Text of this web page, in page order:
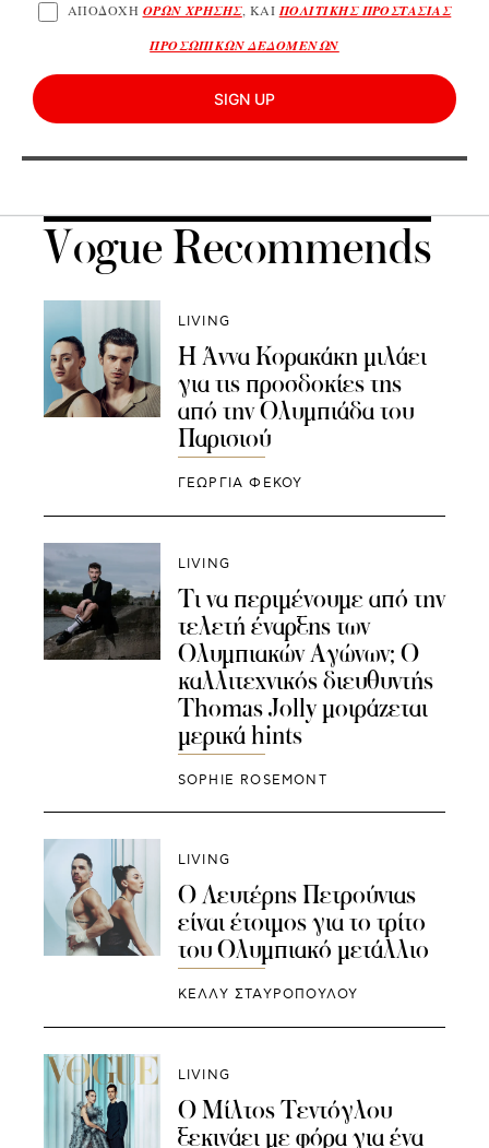
ΑΠΟΔΟΧΗ ΟΡΩΝ ΧΡΗΣΗΣ, ΚΑΙ ΠΟΛΙΤΙΚΗΣ ΠΡΟΣΤΑΣΙΑΣ
ΠΡΟΣΩΠΙΚΩΝ ΔΕΔΟΜΕΝΩΝ
SIGN UP
Vogue Recommends
LIVING
Η Άννα Κορακάκη μιλάει
για τις προσδοκίες της
από την Ολυμπιάδα του
Παρισιού
ΓΕΩΡΓΙΑ ΦΕΚΟΥ
LIVING
Τι να περιμένουμε από την
τελετή έναρξης των
Ολυμπιακών Αγώνων; Ο
καλλιτεχνικός διευθυντής
Thomas Jolly μοιράζεται
μερικά hints
SOPHIE ROSEMONT
LIVING
Ο Λευτέρης Πετρούνιας
είναι έτοιμος για το τρίτο
του Ολυμπιακό μετάλλιο
ΚΕΛΛΥ ΣΤΑΥΡΟΠΟΥΛΟΥ
LIVING
Ο Μίλτος Τεντόγλου
ξεκινάει με φόρα για ένα